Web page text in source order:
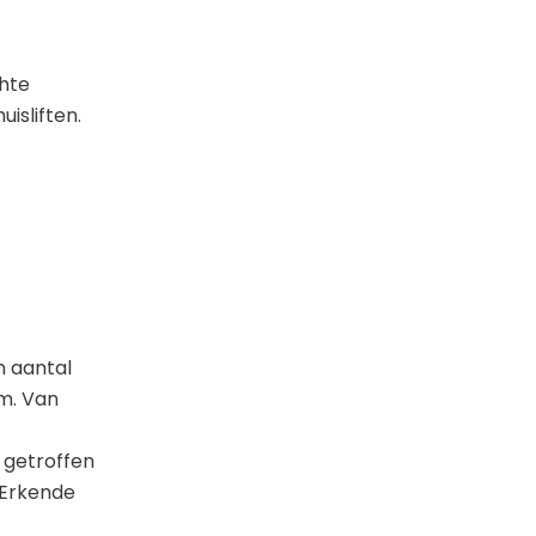
aantal
Van
getroffen